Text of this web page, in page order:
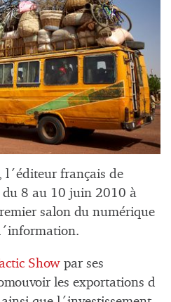
l´éditeur français de
du 8 au 10 juin 2010 à
salon du numérique
Show par ses
les exportations d